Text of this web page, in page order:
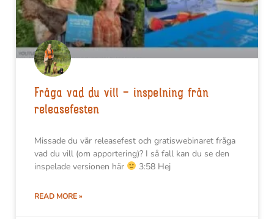
Fråga vad du vill – inspelning från
releasefesten
Missade du vår releasefest och gratiswebinaret fråga
vad du vill (om apportering)? I så fall kan du se den
inspelade versionen här
3:58 Hej
READ MORE »